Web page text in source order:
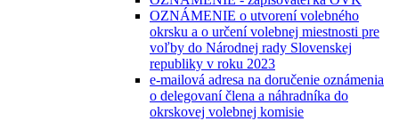
OZNÁMENIE o utvorení volebného
okrsku a o určení volebnej miestnosti pre
voľby do Národnej rady Slovenskej
republiky v roku 2023
e-mailová adresa na doručenie oznámenia
o delegovaní člena a náhradníka do
okrskovej volebnej komisie